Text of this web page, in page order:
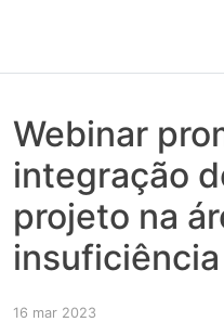
Webinar
integração
projeto na
16 mar 2023